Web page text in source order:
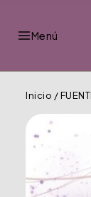
Menú
Inicio /